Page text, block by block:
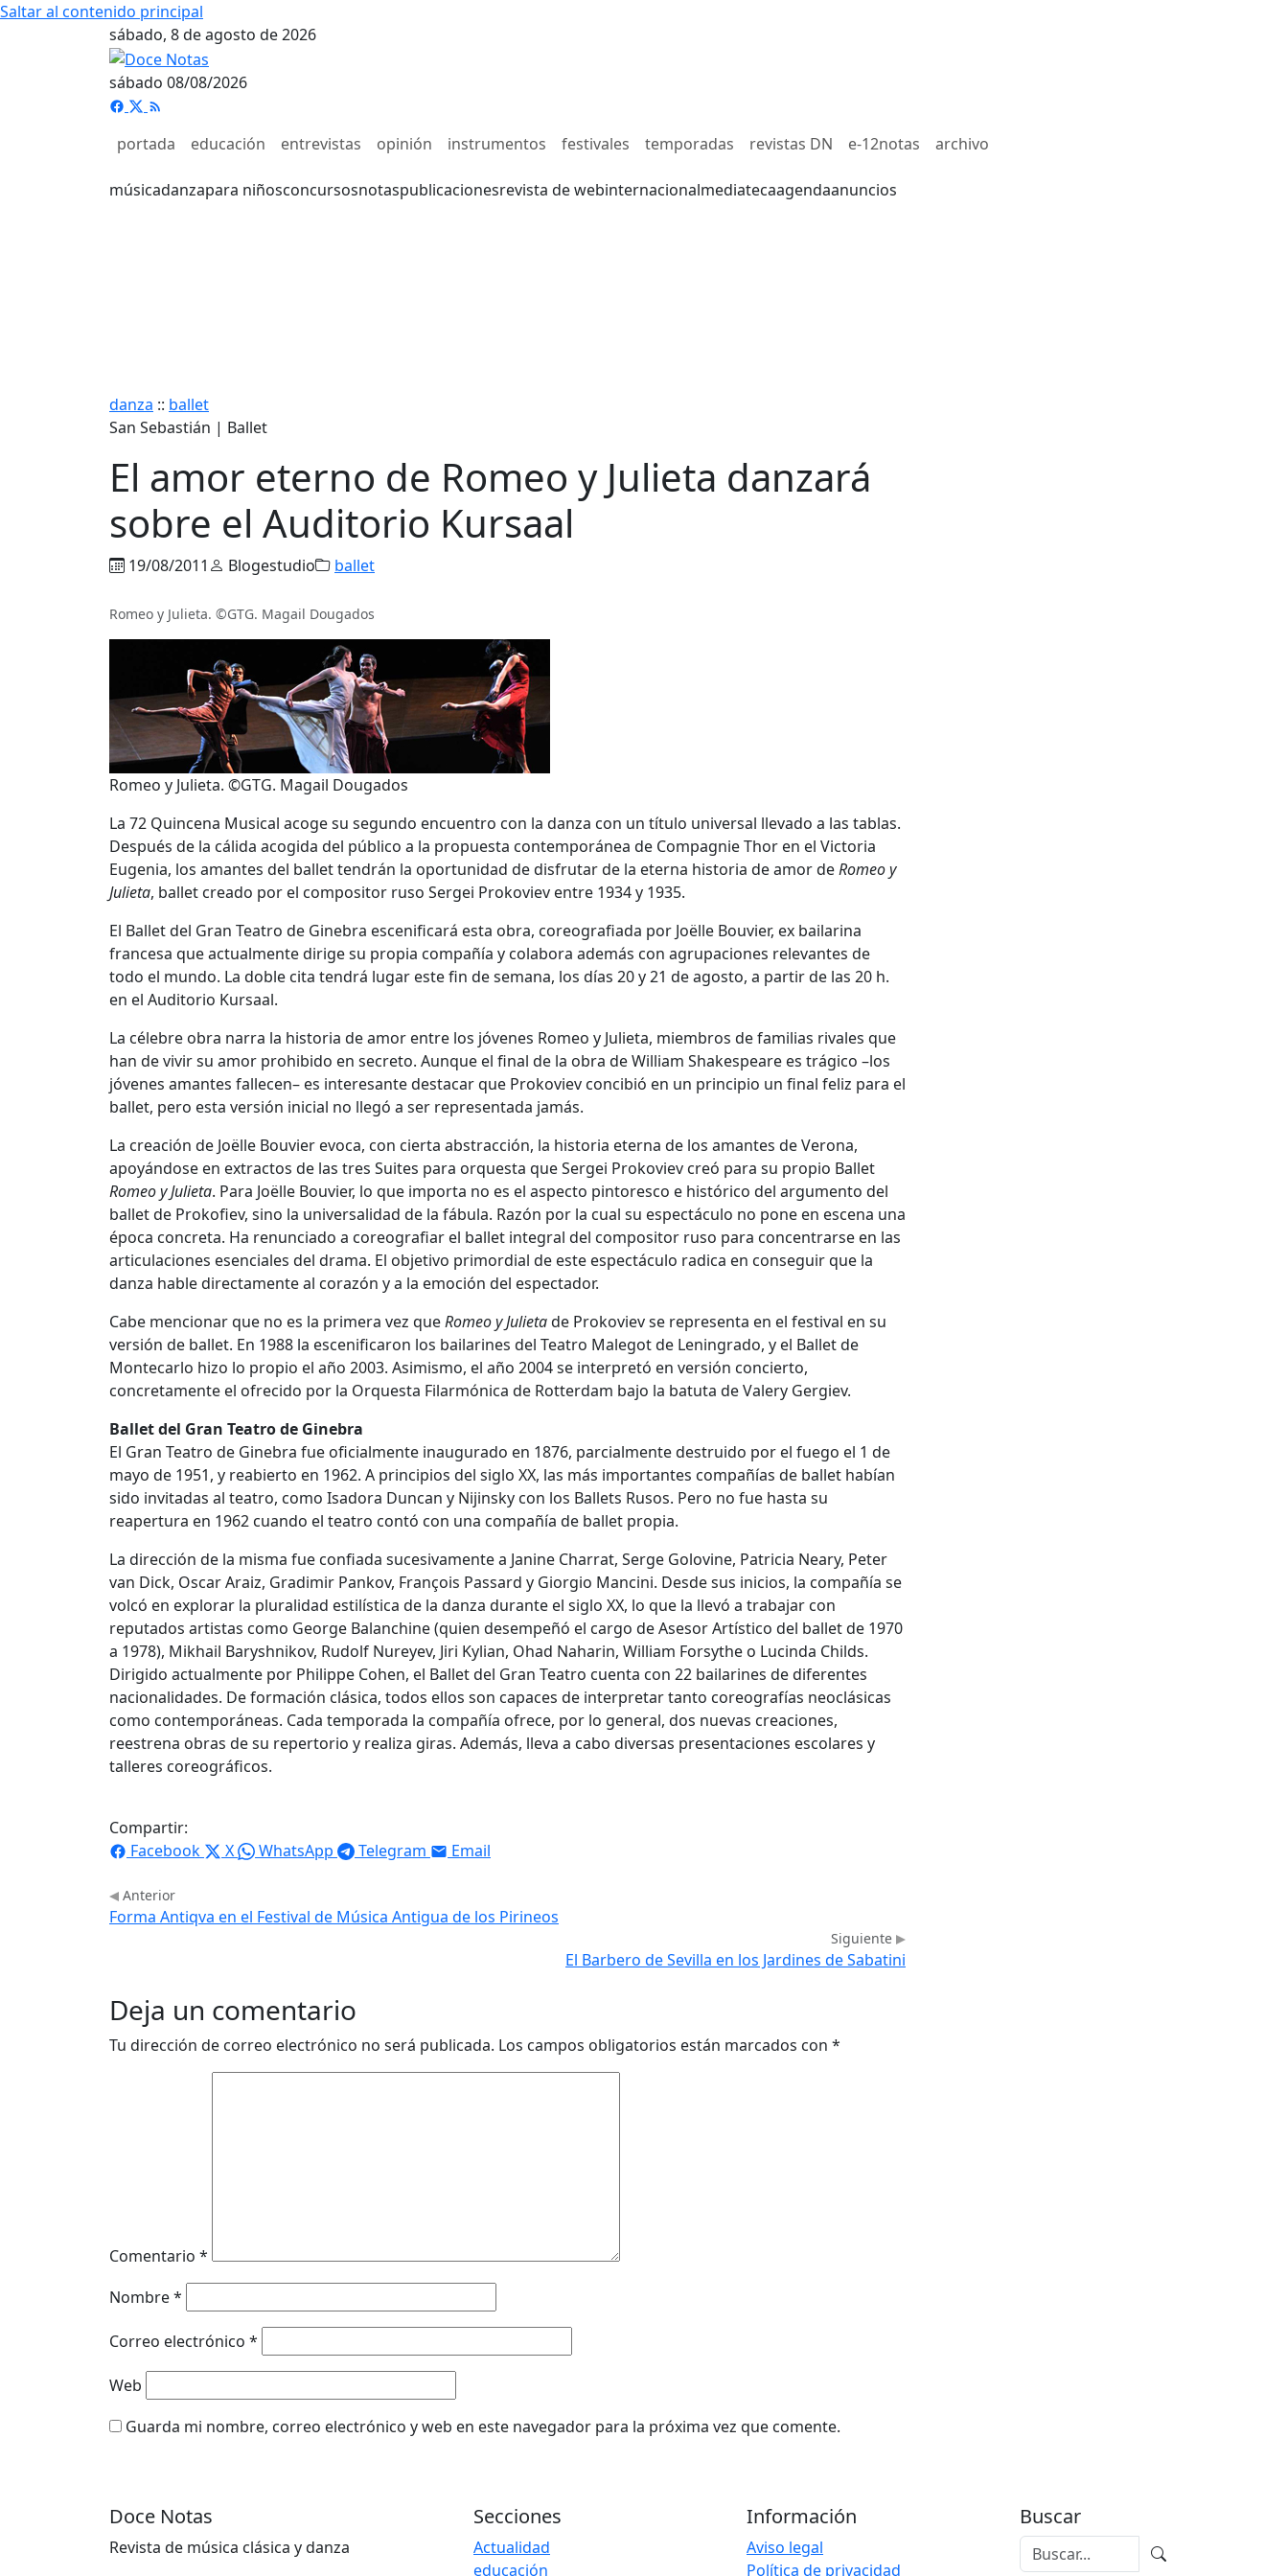
Saltar al contenido principal
sábado, 8 de agosto de 2026
sábado 08/08/2026
portada educación entrevistas opinión instrumentos festivales temporadas revistas DN e-12notas archivo
músicadanzapara niñosconcursosnotaspublicacionesrevista de webinternacionalmediatecaagendaanuncios
danza :: ballet
San Sebastián | Ballet
El amor eterno de Romeo y Julieta danzará
sobre el Auditorio Kursaal
19/08/2011 Blogestudio ballet
Romeo y Julieta. ©GTG. Magail Dougados
Romeo y Julieta. ©GTG. Magail Dougados
La 72 Quincena Musical acoge su segundo encuentro con la danza con un título universal llevado a las tablas.
Después de la cálida acogida del público a la propuesta contemporánea de Compagnie Thor en el Victoria
Eugenia, los amantes del ballet tendrán la oportunidad de disfrutar de la eterna historia de amor deRomeo y
Julieta, ballet creado por el compositor ruso Sergei Prokoviev entre 1934 y 1935.
El Ballet del Gran Teatro de Ginebra escenificará esta obra, coreografiada por Joëlle Bouvier, ex bailarina
francesa que actualmente dirige su propia compañía y colabora además con agrupaciones relevantes de
todo el mundo. La doble cita tendrá lugar este fin de semana, los días 20 y 21 de agosto, a partir de las 20 h.
en el Auditorio Kursaal.
La célebre obra narra la historia de amor entre los jóvenes Romeo y Julieta, miembros de familias rivales que
han de vivir su amor prohibido en secreto. Aunque el final de la obra de William Shakespeare es trágico –los
jóvenes amantes fallecen– es interesante destacar que Prokoviev concibió en un principio un final feliz para el
ballet, pero esta versión inicial no llegó a ser representada jamás.
La creación de Joëlle Bouvier evoca, con cierta abstracción, la historia eterna de los amantes de Verona,
apoyándose en extractos de las tres Suites para orquesta que Sergei Prokoviev creó para su propio Ballet
Romeo y Julieta. Para Joëlle Bouvier, lo que importa no es el aspecto pintoresco e histórico del argumento del
ballet de Prokofiev, sino la universalidad de la fábula. Razón por la cual su espectáculo no pone en escena una
época concreta. Ha renunciado a coreografiar el ballet integral del compositor ruso para concentrarse en las
articulaciones esenciales del drama. El objetivo primordial de este espectáculo radica en conseguir que la
danza hable directamente al corazón y a la emoción del espectador.
Cabe mencionar que no es la primera vez queRomeo y Julietade Prokoviev se representa en el festival en su
versión de ballet. En 1988 la escenificaron los bailarines del Teatro Malegot de Leningrado, y el Ballet de
Montecarlo hizo lo propio el año 2003. Asimismo, el año 2004 se interpretó en versión concierto,
concretamente el ofrecido por la Orquesta Filarmónica de Rotterdam bajo la batuta de Valery Gergiev.
Ballet del Gran Teatro de Ginebra
El Gran Teatro de Ginebra fue oficialmente inaugurado en 1876, parcialmente destruido por el fuego el 1 de
mayo de 1951, y reabierto en 1962. A principios del siglo XX, las más importantes compañías de ballet habían
sido invitadas al teatro, como Isadora Duncan y Nijinsky con los Ballets Rusos. Pero no fue hasta su
reapertura en 1962 cuando el teatro contó con una compañía de ballet propia.
La dirección de la misma fue confiada sucesivamente a Janine Charrat, Serge Golovine, Patricia Neary, Peter
van Dick, Oscar Araiz, Gradimir Pankov, François Passard y Giorgio Mancini. Desde sus inicios, la compañía se
volcó en explorar la pluralidad estilística de la danza durante el siglo XX, lo que la llevó a trabajar con
reputados artistas como George Balanchine (quien desempeñó el cargo de Asesor Artístico del ballet de 1970
a 1978), Mikhail Baryshnikov, Rudolf Nureyev, Jiri Kylian, Ohad Naharin, William Forsythe o Lucinda Childs.
Dirigido actualmente por Philippe Cohen, el Ballet del Gran Teatro cuenta con 22 bailarines de diferentes
nacionalidades. De formación clásica, todos ellos son capaces de interpretar tanto coreografías neoclásicas
como contemporáneas. Cada temporada la compañía ofrece, por lo general, dos nuevas creaciones,
reestrena obras de su repertorio y realiza giras. Además, lleva a cabo diversas presentaciones escolares y
talleres coreográficos.
Compartir:
Facebook
X WhatsApp Telegram Email
Anterior
Forma Antiqva en el Festival de Música Antigua de los Pirineos
Siguiente
El Barbero de Sevilla en los Jardines de Sabatini
Deja un comentario
Tu dirección de correo electrónico no será publicada. Los campos obligatorios están marcados con *
Comentario *
Nombre*
Correo electrónico *
Web
Guarda mi nombre, correo electrónico y web en este navegador para la próxima vez que comente.
Doce Notas
Revista de música clásica y danza
Secciones
Actualidad
educación
Información
Aviso legal
Política de privacidad
Buscar